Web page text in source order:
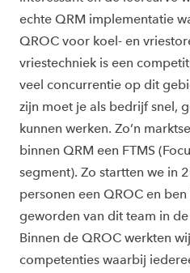
echte QRM implementatie
QROC voor koel- en
vriestechniek is een
veel concurrentie op dit
zijn moet je als bedrijf snel,
kunnen werken. Zo’n
binnen QRM een FTMS
segment). Zo startten we in
personen een QROC en
geworden van dit team in
Binnen de QROC werkten
competenties waarbij